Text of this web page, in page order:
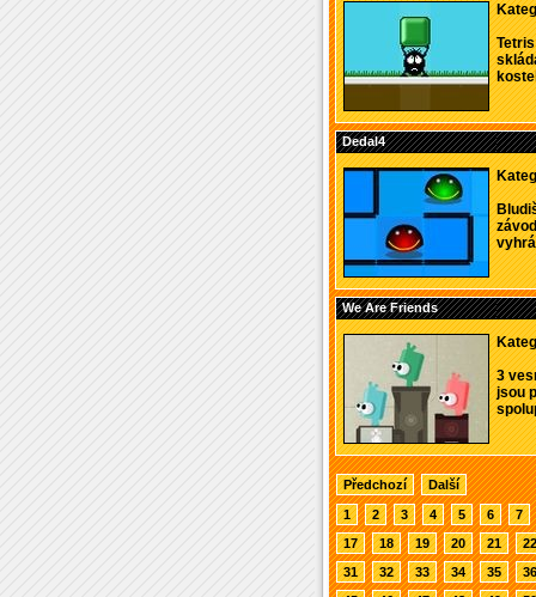
Dedal4
We Are Friends
3
jsou
Předchozí Další
1 2 3 4 5 6
7
17
18 19 20 21
22
31
32 33 34 35
36